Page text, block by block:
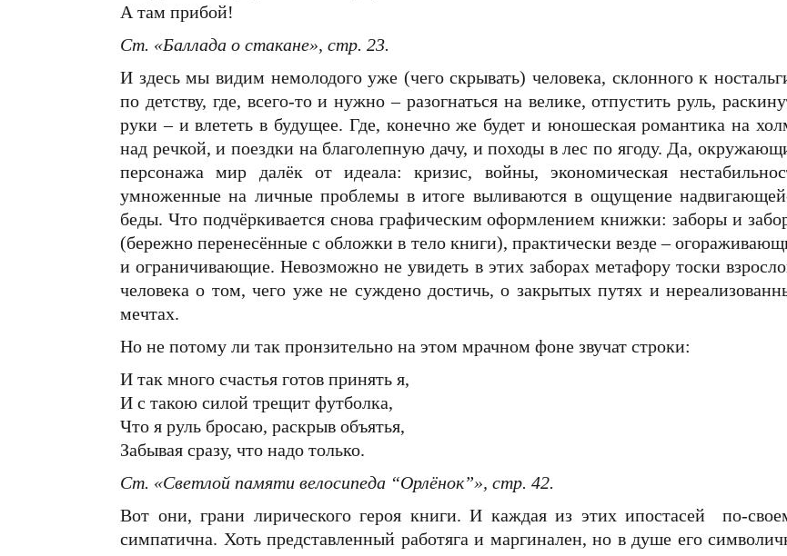
А там прибой!
Ст. «Баллада о стакане», стр. 23.
И здесь мы видим немолодого уже (чего скрывать) человека, склонного к
по детству, где, всего-то и нужно – разогнаться на велике, отпустить руль,
руки – и влететь в будущее. Где, конечно же будет и юношеская романтика на
над речкой, и поездки на благолепную дачу, и походы в лес по ягоду. Да,
персонажа мир далёк от идеала: кризис, войны, экономическая
умноженные на личные проблемы в итоге выливаются в ощущение
беды. Что подчёркивается снова графическим оформлением книжки: заборы и
(бережно перенесённые с обложки в тело книги), практически везде –
и ограничивающие. Невозможно не увидеть в этих заборах метафору тоски
человека о том, чего уже не суждено достичь, о закрытых путях и
мечтах.
Но не потому ли так пронзительно на этом мрачном фоне звучат строки:
И так много счастья готов принять я,
И с такою силой трещит футболка,
Что я руль бросаю, раскрыв объятья,
Забывая сразу, что надо только.
Ст. «Светлой памяти велосипеда “Орлёнок”», стр. 42.
Вот они, грани лирического героя книги. И каждая из этих ипостасей по-
симпатична. Хоть представленный работяга и маргинален, но в душе его